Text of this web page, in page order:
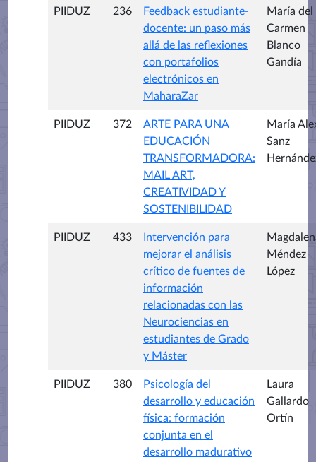
PIIDUZ 236
Feedback estudiante-
docente: un paso más
allá de las reflexiones
con portafolios
electrónicos en
MaharaZar
María del
Carmen
Blanco
Gandía
PIIDUZ 372
ARTE PARA UNA
EDUCACIÓN
TRANSFORMADORA:
MAIL ART,
CREATIVIDAD Y
SOSTENIBILIDAD
María
Sanz
PIIDUZ 433
Intervención para
mejorar el análisis
crítico de fuentes de
información
relacionadas con las
Neurociencias en
estudiantes de Grado
y Máster
Méndez
López
PIIDUZ 380
Psicología del
desarrollo y educación
física: formación
conjunta en el
desarrollo madurativo
Laura
Gallardo
Ortín